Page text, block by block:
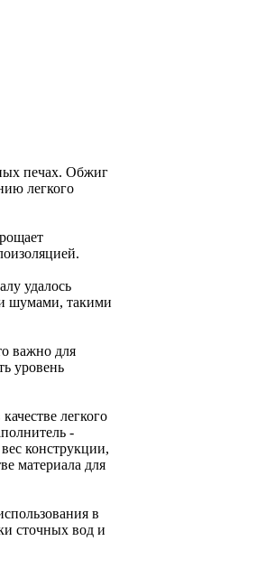
печах. Обжиг
легкого
удалось
шумами, такими
важно для
уровень
легкого
-
конструкции,
материала для
в
сточных вод и